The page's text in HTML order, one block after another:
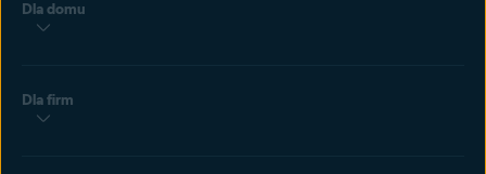
Dla domu
Dla firm